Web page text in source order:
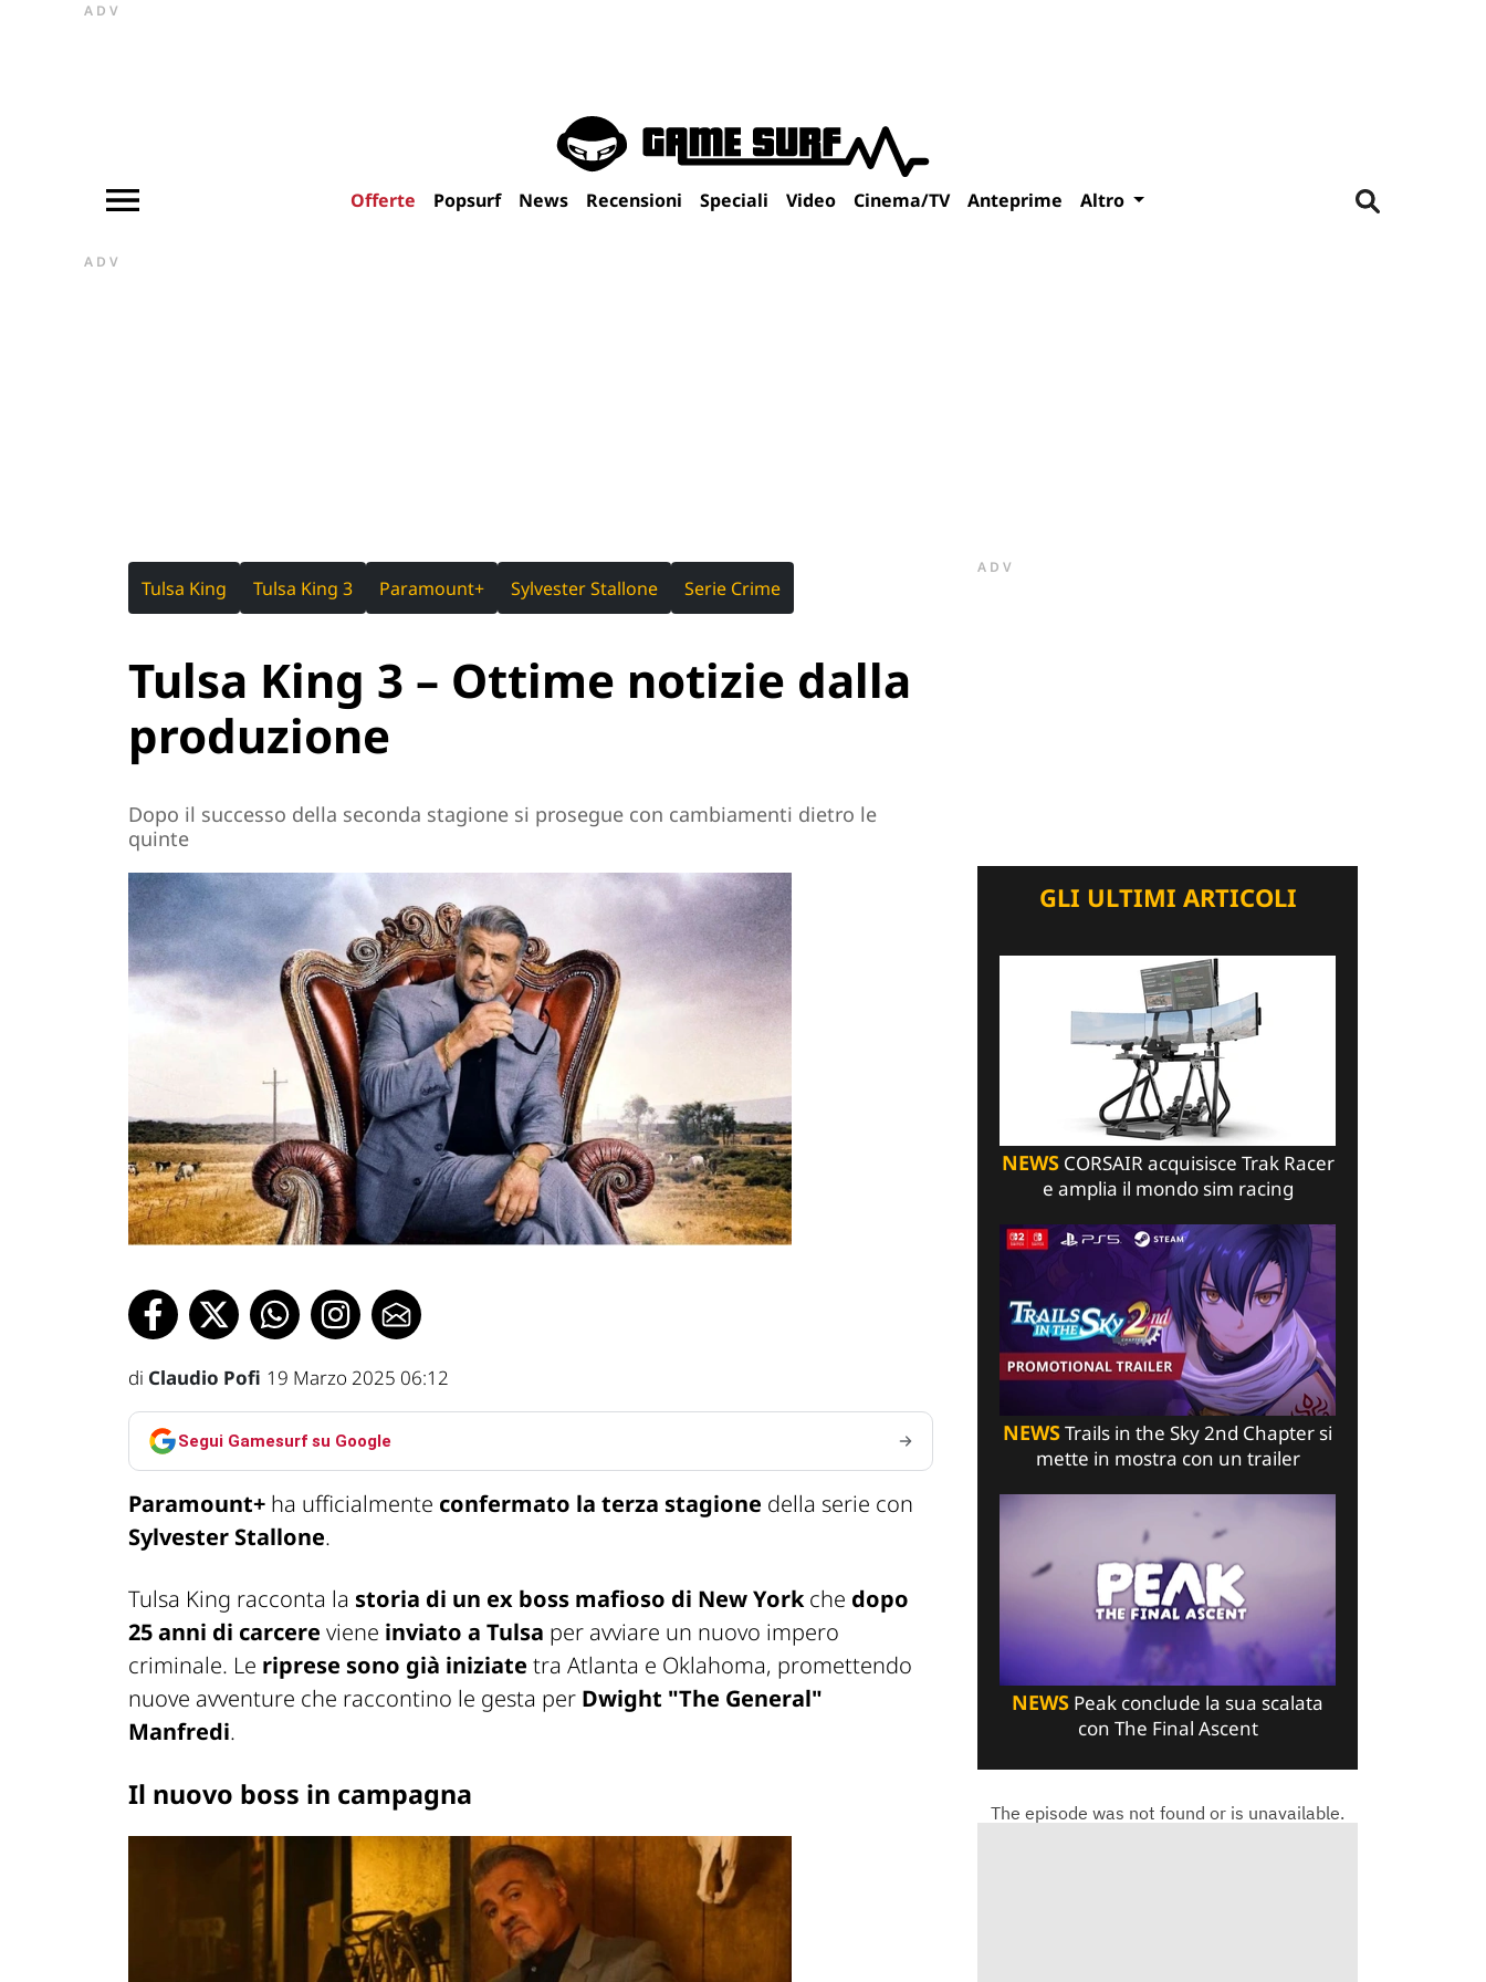
ADV
Offerte Popsurf News Recensioni Speciali Video Cinema/TV Anteprime Altro
ADV
Tulsa King Tulsa King 3 Paramount+ Sylvester Stallone Serie Crime
Tulsa King 3 – Ottime notizie dalla
produzione
Dopo il successo della seconda stagione si prosegue con cambiamenti dietro le
quinte
di Claudio Pofi 19 Marzo 2025 06:12
Segui Gamesurf su Google
Paramount+ ha ufficialmente confermato la terza stagione della serie con
Sylvester Stallone.
Tulsa King racconta la storia di un ex boss mafioso di New Yorkche dopo
25 anni di carcere viene inviato a Tulsa per avviare un nuovo impero
criminale. Le riprese sono già iniziate tra Atlanta e Oklahoma, promettendo
nuove avventure che raccontino le gesta per Dwight "The General"
Manfredi.
Il nuovo boss in campagna
ADV
GLI ULTIMI ARTICOLI
NEWSCORSAIR acquisisce Trak Racer
e amplia il mondo sim racing
NEWSTrails in the Sky 2nd Chapter si
mette in mostra con un trailer
NEWS Peak conclude la sua scalata
con The Final Ascent